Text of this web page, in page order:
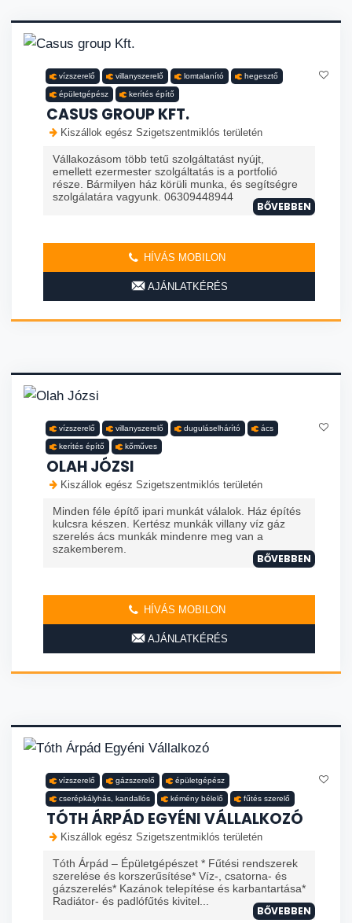
vízszerelő villanyszerelő lomtalanító hegesztő
épületgépész kerítés építő
CASUS GROUP KFT.
Kiszállok egész Szigetszentmiklós területén
Vállakozásom több tetű szolgáltatást nyújt,
emellett ezermester szolgáltatás is a portfolió
része. Bármilyen ház körüli munka, és segítségre
szolgálatára vagyunk. 06309448944
BŐVEBBEN
HÍVÁS MOBILON
AJÁNLATKÉRÉS
vízszerelő villanyszerelő duguláselhárító ács
kerítés építő kőműves
OLAH JÓZSI
Kiszállok egész Szigetszentmiklós területén
Minden féle építő ipari munkát válalok. Ház építés
kulcsra készen. Kertész munkák villany víz gáz
szerelés ács munkák mindenre meg van a
szakemberem.
BŐVEBBEN
HÍVÁS MOBILON
AJÁNLATKÉRÉS
vízszerelő gázszerelő épületgépész
cserépkályhás, kandallós kémény bélelő fűtés szerelő
TÓTH ÁRPÁD EGYÉNI VÁLLALKOZÓ
Kiszállok egész Szigetszentmiklós területén
Tóth Árpád – Épületgépészet * Fűtési rendszerek
szerelése és korszerűsítése* Víz-, csatorna- és
gázszerelés* Kazánok telepítése és karbantartása*
Radiátor- és padlófűtés kivitel...
BŐVEBBEN